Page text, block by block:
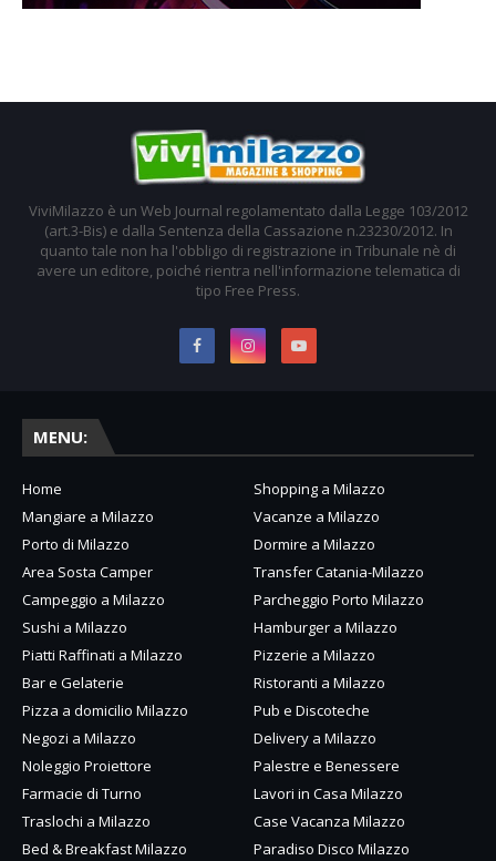
ViviMilazzo è un Web Journal regolamentato dalla Legge 103/2012
(art.3-Bis) e dalla Sentenza della Cassazione n.23230/2012. In
quanto tale non ha l'obbligo di registrazione in Tribunale nè di
avere un editore, poiché rientra nell'informazione telematica di
tipo Free Press.
MENU:
Home
Shopping a Milazzo
Mangiare a Milazzo
Vacanze a Milazzo
Porto di Milazzo
Dormire a Milazzo
Area Sosta Camper
Transfer Catania-Milazzo
Campeggio a Milazzo
Parcheggio Porto Milazzo
Sushi a Milazzo
Hamburger a Milazzo
Piatti Raffinati a Milazzo
Pizzerie a Milazzo
Bar e Gelaterie
Ristoranti a Milazzo
Pizza a domicilio Milazzo
Pub e Discoteche
Negozi a Milazzo
Delivery a Milazzo
Noleggio Proiettore
Palestre e Benessere
Farmacie di Turno
Lavori in Casa Milazzo
Traslochi a Milazzo
Case Vacanza Milazzo
Bed & Breakfast Milazzo
Paradiso Disco Milazzo